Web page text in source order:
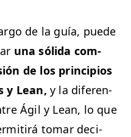
de la guía, puede
una sól­i­da com­
de los prin­ci­p­ios
y Lean, y la difer­en­
Ágil y Lean, lo que
tomar deci­